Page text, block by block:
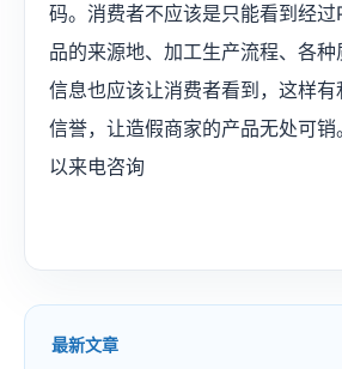
码。消费者不应该是只能看到经过
品的来源地、加工生产流程、各
信息也应该让消费者看到，这样
信誉，让造假商家的产品无处可
以来电咨询
最新文章